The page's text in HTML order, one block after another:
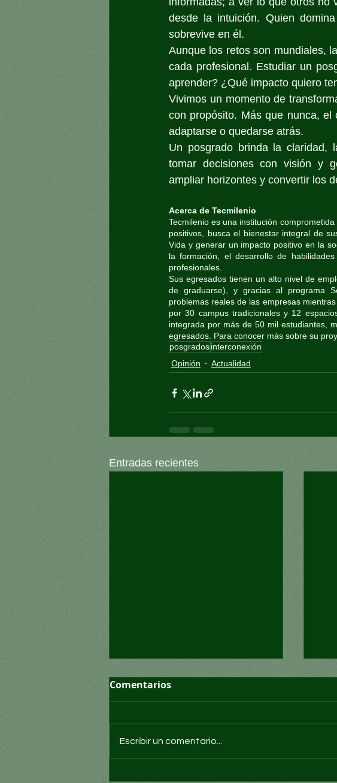
desde la intuición. Quien
sobrevive en él.
Aunque los retos son mundiales,
cada profesional. Estudiar un
aprender? ¿Qué impacto quiero
Vivimos un momento de
con propósito. Más que nunca,
adaptarse o quedarse atrás.
Un posgrado brinda la claridad,
tomar decisiones con visión y
ampliar horizontes y convertir los
Acerca de Tecmilenio
Tecmilenio es una institución
positivos, busca el bienestar integral de
Vida y generar un impacto positivo en la
la formación, el desarrollo de
profesionales.
Sus egresados tienen un alto nivel de
de graduarse), y gracias al programa
problemas reales de las empresas
por 30 campus tradicionales y 12
integrada por más de 50 mil estudiantes,
egresados. Para conocer más sobre su
posgradosinterconexión
Opinión
Actualidad
Entradas recientes
¿Puede Morena romper
Comentarios
Escribir un comentario...